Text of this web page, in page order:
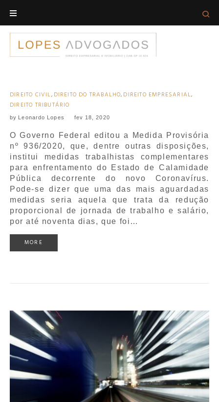
content
AUTOR:
DIREITO CIVIL, DIREITO DO TRABALHO, DIREITO EMPRESARIAL,
DIREITO TRIBUTÁRIO
by Leonardo Lopes fev 18, 2020
O Governo Federal editou a Medida Provisória
nº 936/2020, que, dentre outras disposições,
institui medidas trabalhistas complementares
para enfrentamento do Estado de Calamidade
Pública decorrente do novo Coronavírus.
Pode-se dizer que uma das mais aguardadas
medidas seria aquela que trata da redução
proporcional de jornada de trabalho e salário,
por até noventa dias, que foi…
MORE